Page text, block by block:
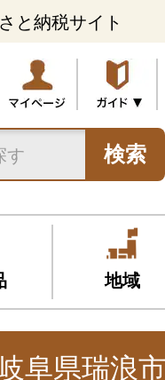
と納税サイト
検索
地域
阜県瑞浪